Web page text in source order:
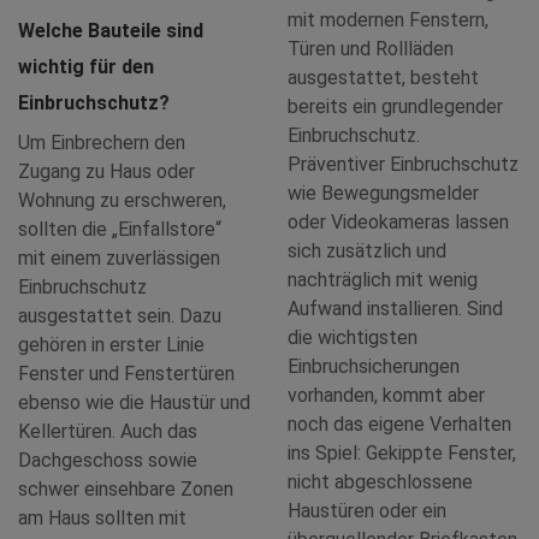
Welche Bauteile sind
wichtig für den
Einbruchschutz?
Um Einbrechern den
Zugang zu Haus oder
Wohnung zu erschweren,
sollten die „Einfallstore“
mit einem zuverlässigen
Einbruchschutz
ausgestattet sein. Dazu
gehören in erster Linie
Fenster und Fenstertüren
ebenso wie die Haustür und
Kellertüren. Auch das
Dachgeschoss sowie
schwer einsehbare Zonen
am Haus sollten mit
mit modernen Fenstern,
Türen und Rollläden
ausgestattet, besteht
bereits ein grundlegender
Einbruchschutz.
Präventiver Einbruchschutz
wie Bewegungsmelder
oder Videokameras lassen
sich zusätzlich und
nachträglich mit wenig
Aufwand installieren. Sind
die wichtigsten
Einbruchsicherungen
vorhanden, kommt aber
noch das eigene Verhalten
ins Spiel: Gekippte Fenster,
nicht abgeschlossene
Haustüren oder ein